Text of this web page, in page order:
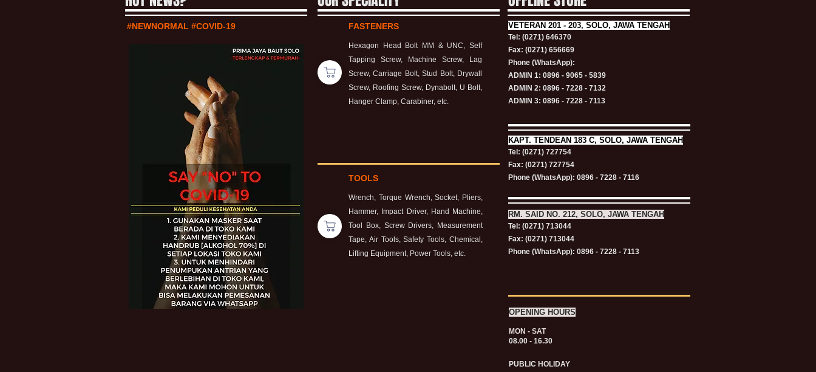
#NEWNORMAL #COVID-19 FASTENERS
Hexagon Head Bolt MM & UNC, Self
Tapping Screw, Machine Screw, Lag
Screw, Carriage Bolt, Stud Bolt, Drywall
Screw, Roofing Screw, Dynabolt, U Bolt,
Hanger Clamp, Carabiner, etc.
VETERAN 201 - 203, SOLO, JAWA TENGAH
Tel: (0271) 646370
Fax: (0271) 656669
Phone (WhatsApp):
ADMIN 1: 0896 - 9065 - 5839
ADMIN 2: 0896 - 7228 - 7132
ADMIN 3: 0896 - 7228 - 7113
TOOLS
Wrench, Torque Wrench, Socket, Pliers,
Hammer, Impact Driver, Hand Machine,
Tool Box, Screw Drivers, Measurement
Tape, Air Tools, Safety Tools, Chemical,
Lifting Equipment, Power Tools, etc.
KAPT. TENDEAN 183 C, SOLO, JAWA TENGAH
Tel: (0271) 727754
Fax: (0271) 727754
Phone (WhatsApp): 0896 - 7228 - 7116
RM. SAID NO. 212, SOLO, JAWA TENGAH
Tel: (0271) 713044
Fax: (0271) 713044
Phone (WhatsApp): 0896 - 7228 - 7113
OPENING HOURS
MON - SAT
08.00 - 16.30
PUBLIC HOLIDAY